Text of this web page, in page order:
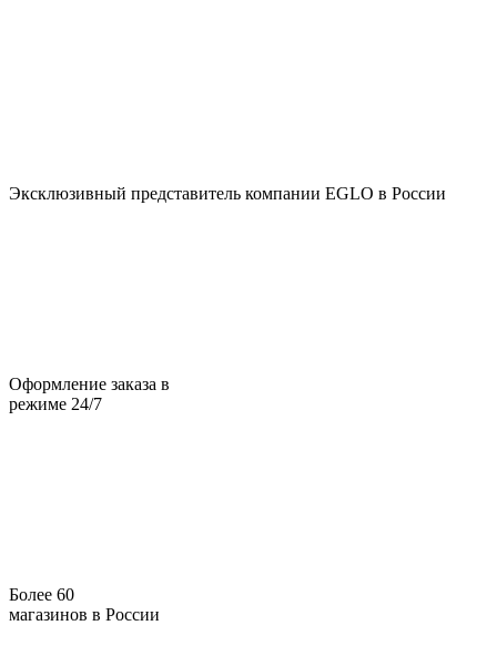
Эксклюзивный представитель компании EGLO в России
Оформление заказа в
режиме 24/7
Более 60
магазинов в России